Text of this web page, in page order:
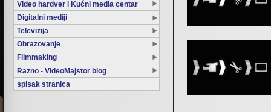
Video hardver i Kućni media centar
Digitalni mediji
Televizija
Obrazovanje
Filmmaking
Razno - VideoMajstor blog
spisak stranica